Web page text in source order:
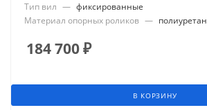
Тип вил — фиксированные
Материал опорных роликов — полиуретан
184 700₽
В КОРЗИНУ